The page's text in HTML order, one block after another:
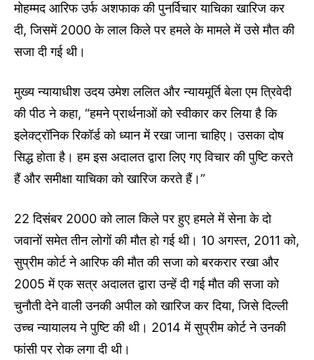
मोहम्मद आरिफ उर्फ ​​अशफाक की पुनर्विचार याचिका खारिज कर
दी, जिसमें 2000 के लाल किले पर हमले के मामले में उसे मौत की
सजा दी गई थी।
मुख्य न्यायाधीश उदय उमेश ललित और न्यायमूर्ति बेला एम त्रिवेदी
की पीठ ने कहा, “हमने प्रार्थनाओं को स्वीकार कर लिया है कि
इलेक्ट्रॉनिक रिकॉर्ड को ध्यान में रखा जाना चाहिए। उसका दोष
सिद्ध होता है। हम इस अदालत द्वारा लिए गए विचार की पुष्टि करते
हैं और समीक्षा याचिका को खारिज करते हैं।”
22 दिसंबर 2000 को लाल किले पर हुए हमले में सेना के दो
जवानों समेत तीन लोगों की मौत हो गई थी। 10 अगस्त, 2011 को,
सुप्रीम कोर्ट ने आरिफ की मौत की सजा को बरकरार रखा और
2005 में एक सत्र अदालत द्वारा उन्हें दी गई मौत की सजा को
चुनौती देने वाली उनकी अपील को खारिज कर दिया, जिसे दिल्ली
उच्च न्यायालय ने पुष्टि की थी। 2014 में सुप्रीम कोर्ट ने उनकी
फांसी पर रोक लगा दी थी।